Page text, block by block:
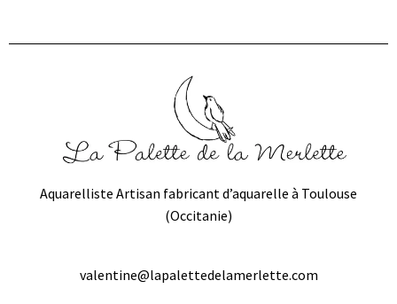
Aquarelliste Artisan fabricant d’aquarelle à Toulouse
(Occitanie)
valentine@lapalettedelamerlette.com